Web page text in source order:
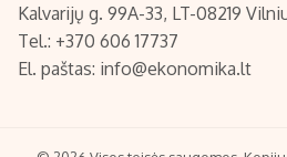
Apie mus
Redakcijos politika
Kalvarijų g. 99A-33, LT-08219
Tel.: +370 606 17737
El. paštas: info@ekonomika.lt